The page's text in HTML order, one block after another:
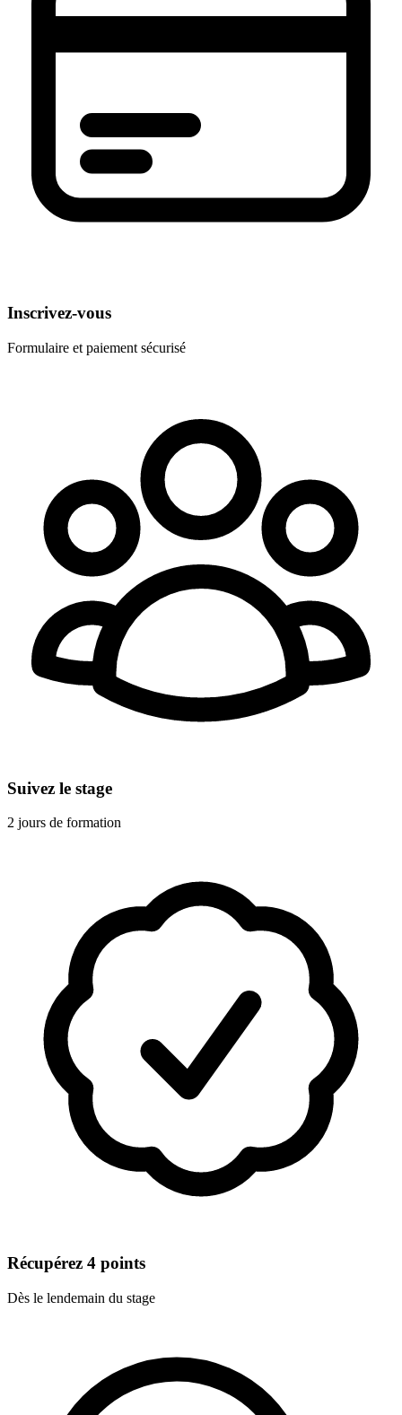
Inscrivez-vous
Formulaire et paiement sécurisé
Suivez le stage
2 jours de formation
Récupérez 4 points
Dès le lendemain du stage